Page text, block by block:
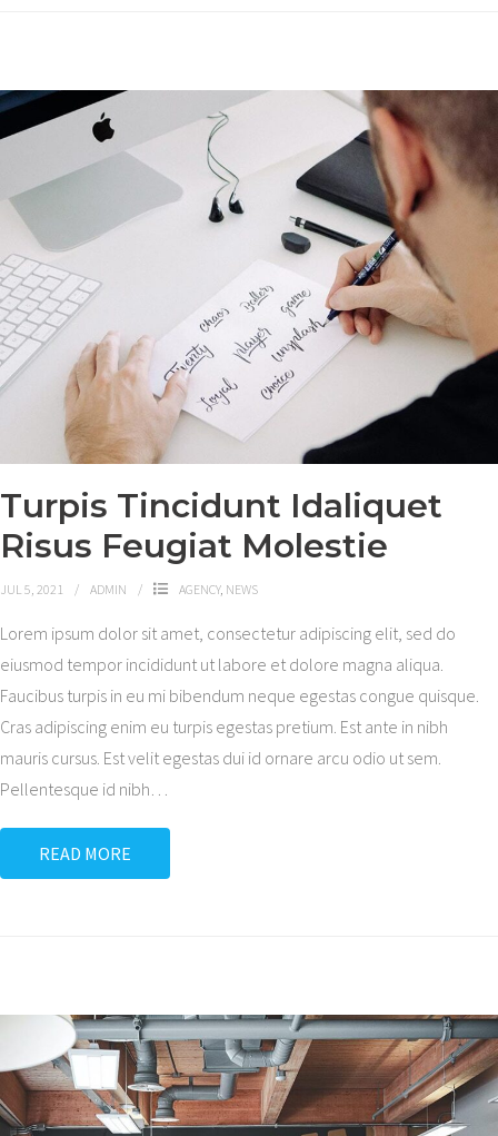
Turpis Tincidunt Idaliquet
Risus Feugiat Molestie
JUL 5, 2021 ADMIN AGENCY, NEWS
Lorem ipsum dolor sit amet, consectetur adipiscing elit, sed do
eiusmod tempor incididunt ut labore et dolore magna aliqua.
Faucibus turpis in eu mi bibendum neque egestas congue quisque.
Cras adipiscing enim eu turpis egestas pretium. Est ante in nibh
mauris cursus. Est velit egestas dui id ornare arcu odio ut sem.
Pellentesque id nibh
READ MORE